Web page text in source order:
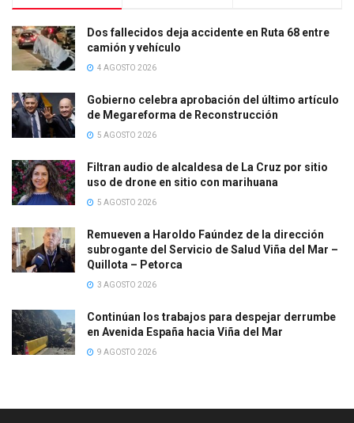
Dos fallecidos deja accidente en Ruta 68 entre
camión y vehículo
4 AGOSTO 2026
Gobierno celebra aprobación del último artículo
de Megareforma de Reconstrucción
5 AGOSTO 2026
Filtran audio de alcaldesa de La Cruz por sitio
uso de drone en sitio con marihuana
5 AGOSTO 2026
Remueven a Haroldo Faúndez de la dirección
subrogante del Servicio de Salud Viña del Mar –
Quillota – Petorca
3 AGOSTO 2026
Continúan los trabajos para despejar derrumbe
en Avenida España hacia Viña del Mar
9 AGOSTO 2026